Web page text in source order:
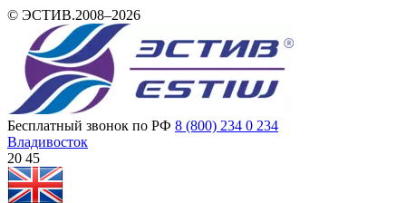
© ЭСТИВ.2008–2026
Бесплатный звонок по РФ 8 (800) 234 0 234
Владивосток
20 45